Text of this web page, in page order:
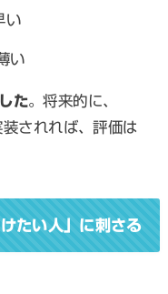
い
い
た。将来的に、
されれば、評価は
たい人」に刺さる